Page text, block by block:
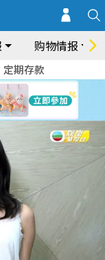
购物情报
定期存款